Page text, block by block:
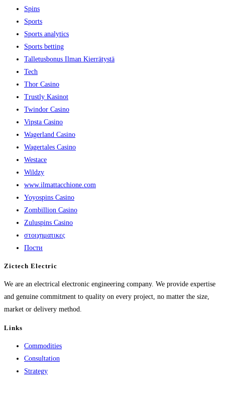
Spins
Sports
Sports analytics
Sports betting
Talletusbonus Ilman Kierrätystä
Tech
Thor Casino
Trustly Kasinot
Twindor Casino
Vipsta Casino
Wagerland Casino
Wagertales Casino
Westace
Wildzy
www.ilmattacchione.com
Yoyospins Casino
Zombillion Casino
Zuluspins Casino
στοιχηματικες
Пости
Zictech Electric
We are an electrical electronic engineering company. We provide expertise
and genuine commitment to quality on every project, no matter the size,
market or delivery method.
Links
Commodities
Consultation
Strategy